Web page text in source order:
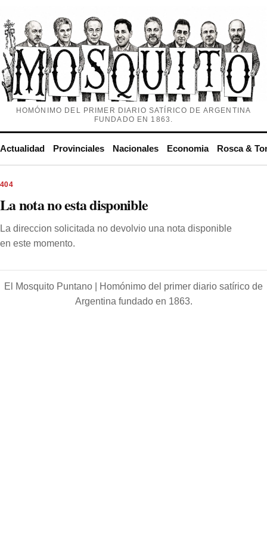
HOMÓNIMO DEL PRIMER DIARIO SATÍRICO DE ARGENTINA
FUNDADO EN 1863.
Actualidad Provinciales Nacionales Economia Rosca &
404
La nota no esta disponible
La direccion solicitada no devolvio una nota disponible
en este momento.
El Mosquito Puntano |
Homónimo del primer diario satírico de
Argentina fundado en 1863.